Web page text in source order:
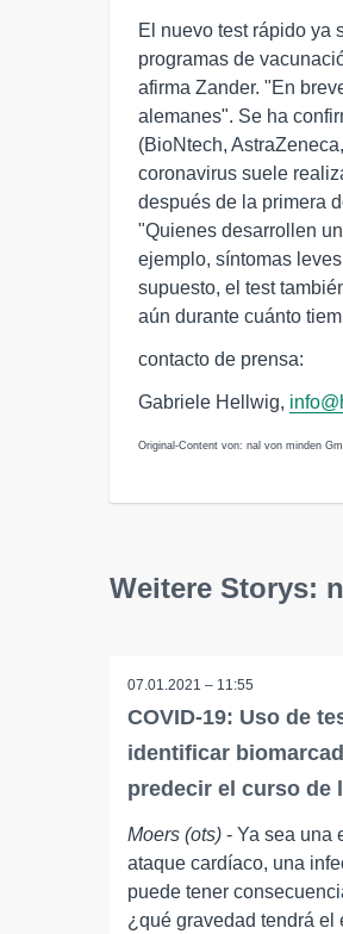
El nuevo test rápido ya
programas de
afirma Zander. "En
alemanes". Se ha
(BioNtech,
coronavirus suele
después de la primera
"Quienes desarrollen
ejemplo, síntomas
supuesto, el test
aún durante cuánto
contacto de prensa:
Gabriele Hellwig,
Original-Content von: nal von minden
Weitere Storys:
07.01.2021 – 11:55
COVID-19: Uso de
identificar
predecir el curso de
Moers (ots) - Ya sea una
ataque cardíaco, una
puede tener
¿qué gravedad tendrá el